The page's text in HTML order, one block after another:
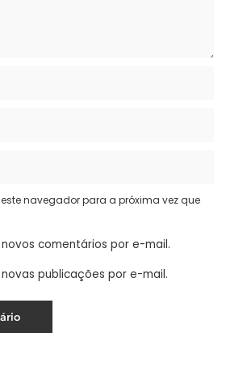
navegador para a próxima vez que
comentários por e-mail.
publicações por e-mail.